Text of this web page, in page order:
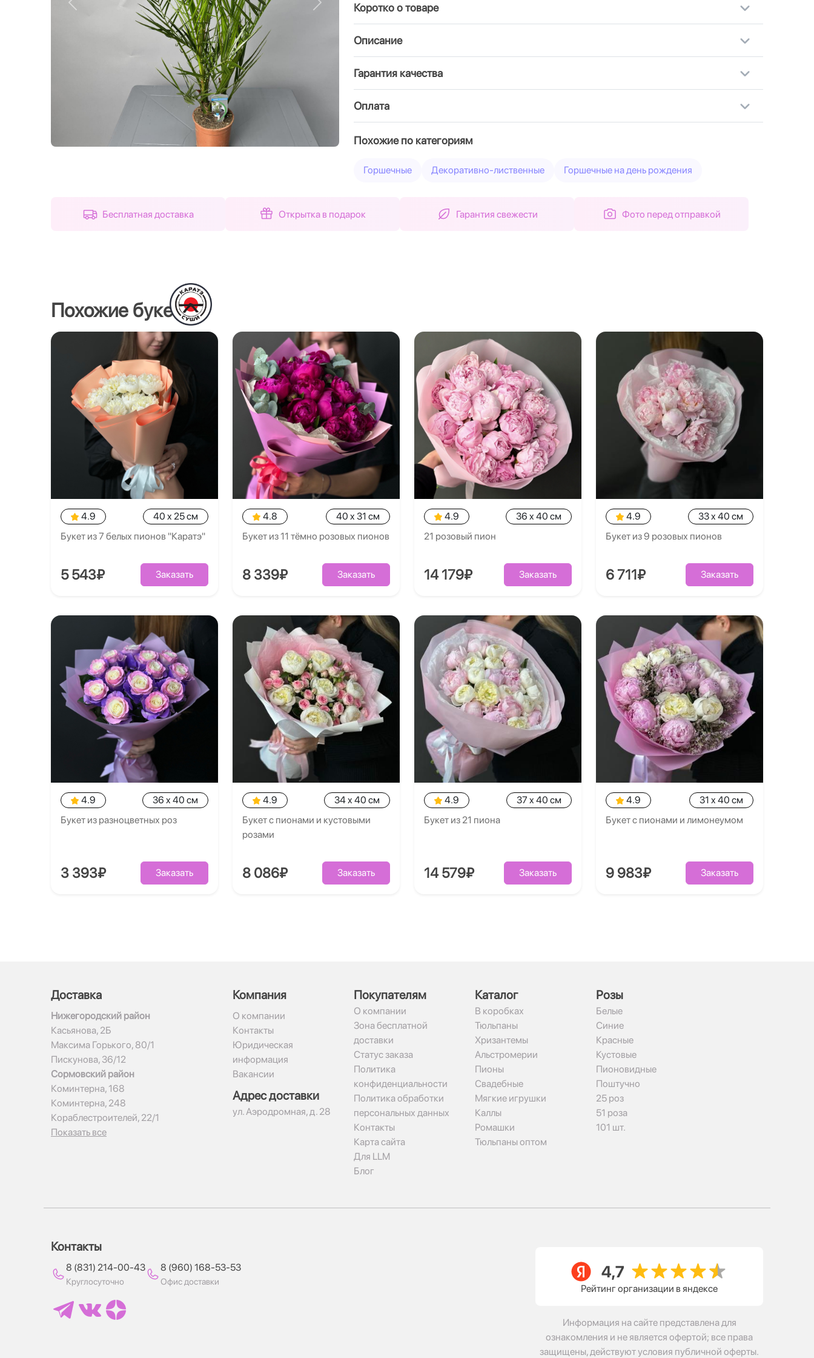
Назад Вперед Коротко о товаре
Описание
Гарантия качества
Оплата
Похожие по категориям
Горшечные Декоративно-лиственные Горшечные на день рождения
Бесплатная доставка Открытка в подарок Гарантия свежести Фото перед отправкой
Похожие букеты
4.9
40 x 25 см
Букет из 7 белых пионов "Каратэ"
5 543₽ Заказать
4.8
40 x 31 см
Букет из 11 тёмно розовых пионов
8 339₽ Заказать
4.9
36 x 40 см
21 розовый пион
14 179₽ Заказать
4.9
33 x 40 см
Букет из 9 розовых пионов
6 711₽ Заказать
4.9
36 x 40 см
Букет из разноцветных роз
3 393₽ Заказать
4.9
34 x 40 см
Букет с пионами и кустовыми
розами
8 086₽ Заказать
4.9
37 x 40 см
Букет из 21 пиона
14 579₽ Заказать
4.9
31 x 40 см
Букет с пионами и лимонеумом
9 983₽ Заказать
Доставка
Нижегородский район
Касьянова, 2Б
Максима Горького, 80/1
Пискунова, 36/12
Сормовский район
Коминтерна, 168
Коминтерна, 248
Кораблестроителей, 22/1
Показать все
Компания
О компании
Контакты
Юридическая
информация
Вакансии
Адрес доставки
ул. Аэродромная, д. 28
Покупателям
О компании
Зона бесплатной
доставки
Статус заказа
Политика
конфиденциальности
Политика обработки
персональных данных
Контакты
Карта сайта
Для LLM
Блог
Каталог
В коробках
Тюльпаны
Хризантемы
Альстромерии
Пионы
Свадебные
Мягкие игрушки
Каллы
Ромашки
Тюльпаны оптом
Рoзы
Белые
Синие
Красные
Кустовые
Пионовидные
Поштучно
25 роз
51 роза
101 шт.
Контакты
8 (831) 214-00-43
Круглосуточно
8 (960) 168-53-53
Офис доставки
Рейтинг организации в яндексе
Информация на сайте представлена для
ознакомления и не является офертой; все права
защищены, действуют условия публичной оферты.